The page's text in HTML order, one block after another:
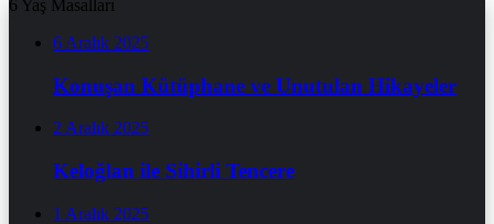
6 Yaş Masalları
6 Aralık 2025
Konuşan Kütüphane ve Unutulan Hikayeler
2 Aralık 2025
Keloğlan ile Sihirli Tencere
1 Aralık 2025